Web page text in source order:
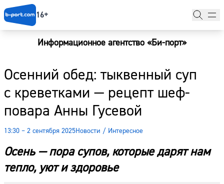
16+
Информационное агентство «Би-порт»
Осенний обед: тыквенный суп
с креветками — рецепт шеф-
повара Анны Гусевой
13:30 – 2 сентября 2025Новости / Интересное
Осень — пора супов, которые дарят нам
тепло, уют и здоровье
Новости
Наши гости
Фоторепортажи
Погода
Курсы валют